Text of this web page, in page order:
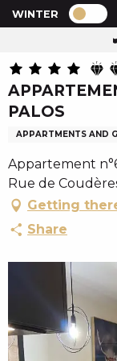
A
l
e
r
a
u
o
n
t
e
u
i
n
PAGE
WINTER
Home
PALOS
APPARTMENTS AND
Appartement
Rue de
Getting
Share